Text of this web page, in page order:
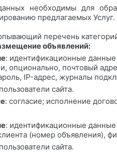
необходимы для
предлагаемых Услуг.
перечень
объявлений:
: идентификационные
опционально, почтовый
IP-адрес, журналы
сайта.
: согласие; исполнение
: идентификационные
(номер объявления),
сайта.